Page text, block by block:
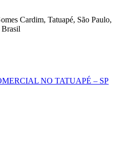
Cardim, Tatuapé, São Paulo,
Brasil